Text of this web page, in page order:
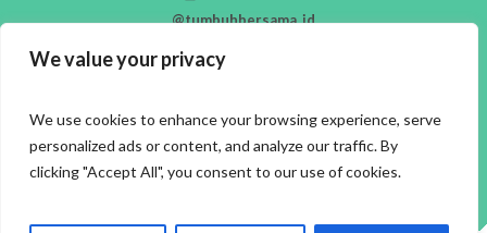
We value your privacy
We use cookies to enhance your browsing experience, serve
personalized ads or content, and analyze our traffic. By
clicking "Accept All", you consent to our use of cookies.
@tumbuhbersama_id